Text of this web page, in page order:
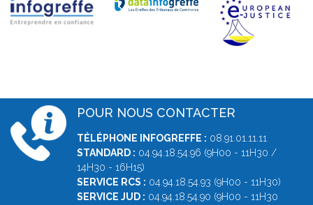
POUR NOUS CONTACTER
TÉLÉPHONE INFOGREFFE : 08.91.01.11.11
STANDARD : 04.94.18.54.96 (9H00 - 11H30 /
14H30 - 16H15)
SERVICE RCS : 04.94.18.54.93 (9H00 - 11H30)
SERVICE JUD : 04.94.18.54.90 (9H00 - 11H30